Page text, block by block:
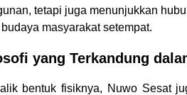
tetapi juga menunjukkan
masyarakat setempat.
yang Terkandung
bentuk fisiknya, Nuwo Sesat